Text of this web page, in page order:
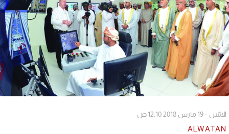
الاثنين - 19 مارس 2018 12:10 ص
ALWATAN